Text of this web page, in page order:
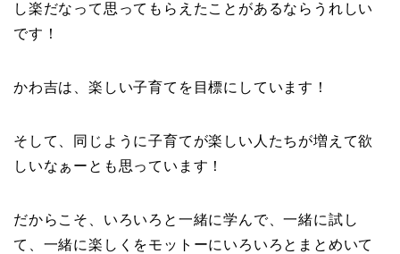
し楽だなって思ってもらえたことがあるならうれしい
です！
かわ吉は、楽しい子育てを目標にしています！
そして、同じように子育てが楽しい人たちが増えて欲
しいなぁーとも思っています！
だからこそ、いろいろと一緒に学んで、一緒に試し
て、一緒に楽しくをモットーにいろいろとまとめいて